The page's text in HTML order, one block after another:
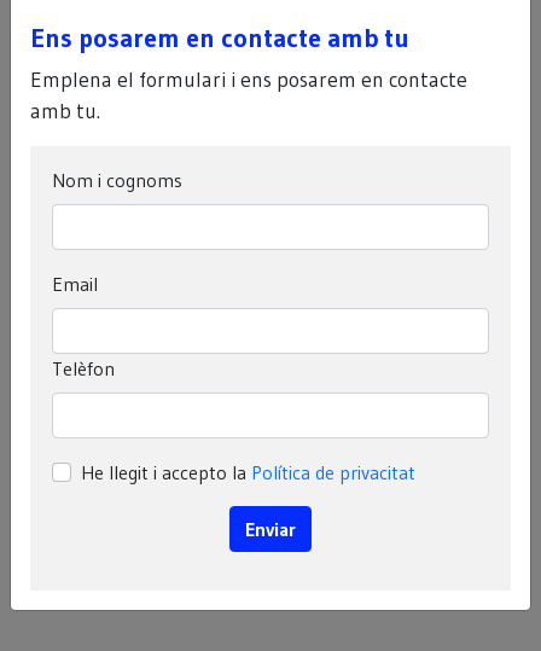
Ens posarem en contacte amb tu
Emplena el formulari i ens posarem en contacte
amb tu.
Nom i cognoms
Email
Telèfon
He llegit i accepto la Política de privacitat
Enviar
Explica’ns què necessites i et proporcionarem
una solució a mida.